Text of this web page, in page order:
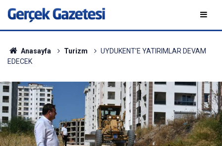
Anasayfa Turizm
UYDUKENT’E YATIRIMLAR DEVAM
EDECEK